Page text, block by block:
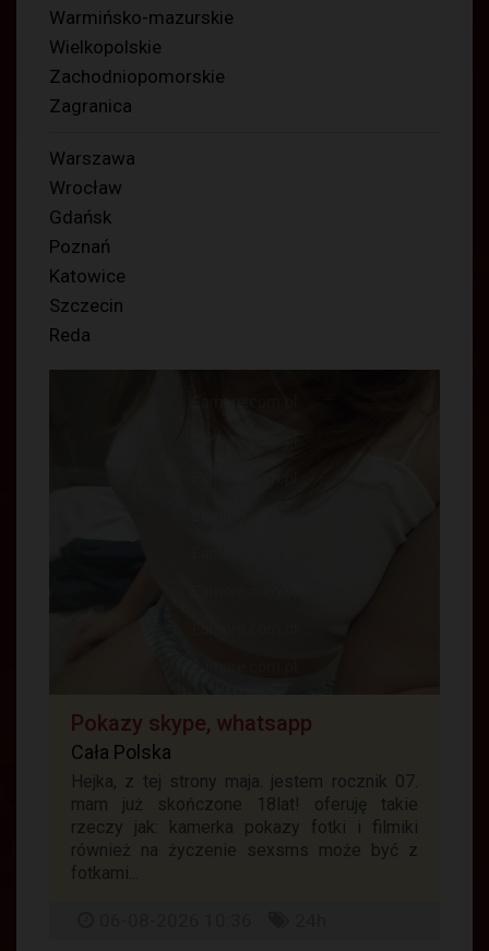
Warmińsko-mazurskie
Wielkopolskie
Zachodniopomorskie
Zagranica
Warszawa
Wrocław
Gdańsk
Poznań
Katowice
Szczecin
Reda
Pokazy skype, whatsapp
Cała Polska
Hejka, z tej strony maja. jestem rocznik 07.
mam już skończone 18lat! oferuję takie
rzeczy jak: kamerka pokazy fotki i filmiki
również na życzenie sexsms może być z
fotkami...